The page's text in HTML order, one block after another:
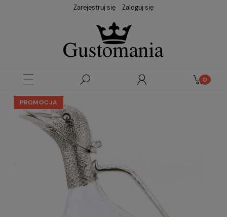
Zarejestruj się Zaloguj się
PROMOCJA